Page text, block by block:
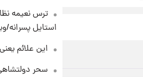
ترس نعیمه
استایل پسرانه/
این علائم
سحر